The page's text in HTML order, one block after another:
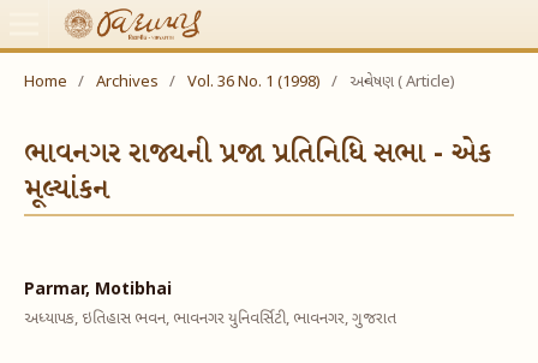
Home / Archives / Vol. 36 No. 1 (1998) / અન્વેષણ ( Article)
ભાવનગર રાજ્યની પ્રજા પ્રતિનિધિ સભા - એક
મૂલ્યાંકન
Parmar, Motibhai
અધ્યાપક, ઇતિહાસ ભવન, ભાવનગર યુનિવર્સિટી, ભાવનગર, ગુજરાત